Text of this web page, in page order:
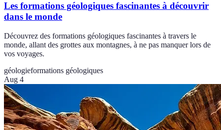
Les formations géologiques fascinantes à découvrir
dans le monde
Découvrez des formations géologiques fascinantes à travers le
monde, allant des grottes aux montagnes, à ne pas manquer lors de
vos voyages.
géologieformations géologiques
Aug 4